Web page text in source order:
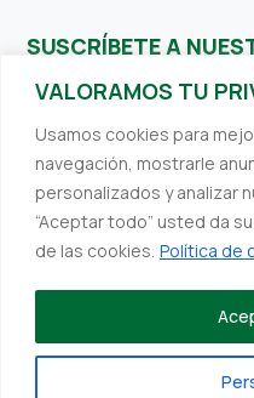
VALORAMOS TU
Usamos cookies para
navegación, mostrarle
personalizados y analizar
“Aceptar todo” usted da
de las cookies. Política de
SUSCRÍBETE A
su bandeja de entrada.
información valiosa.
Establecimientos Hefe SL
ha contado con el apoyo